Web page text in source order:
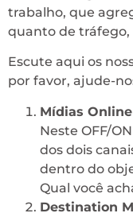
trabalho, que
quanto de tráfego,
Escute aqui os
por favor, ajude-
Mídias
Neste OFF/
dos dois
dentro do
Qual você
Destination